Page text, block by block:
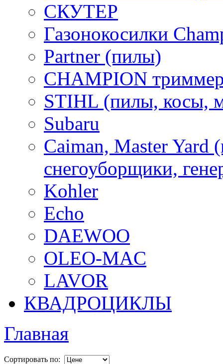
СКУТЕР
Газонокосилки
Partner (пилы)
CHAMPION
STIHL (пилы, косы,
Subaru
Caiman, Master Yard
снегоуборщики,
Kohler
Echo
DAEWOO
OLEO-MAC
LAVOR
КВАДРОЦИКЛЫ
Главная
Сортировать по: